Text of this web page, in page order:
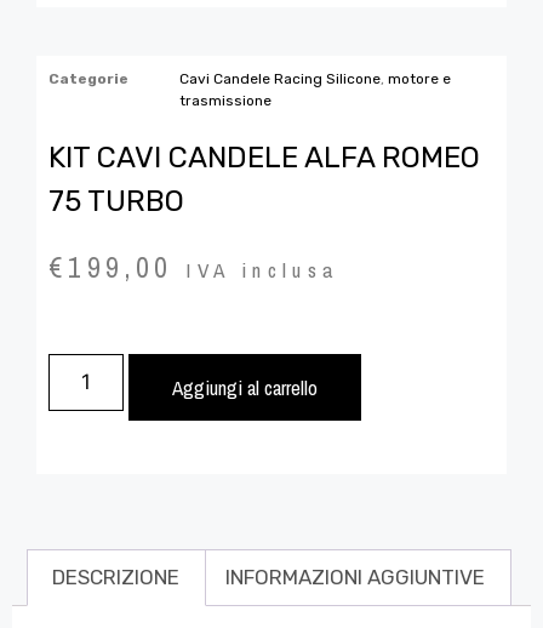
Categorie Cavi Candele Racing Silicone motore e
trasmissione
KIT CAVI CANDELE ALFA ROMEO
75 TURBO
€199,00 IVA inclusa
Aggiungi al carrello
DESCRIZIONE INFORMAZIONI AGGIUNTIVE